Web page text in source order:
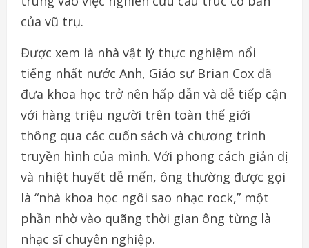
của vũ trụ.
Được xem là nhà vật lý thực nghiệm nổi
tiếng nhất nước Anh, Giáo sư Brian Cox đã
đưa khoa học trở nên hấp dẫn và dễ tiếp cận
với hàng triệu người trên toàn thế giới
thông qua các cuốn sách và chương trình
truyền hình của mình. Với phong cách giản dị
và nhiệt huyết dễ mến, ông thường được gọi
là “nhà khoa học ngôi sao nhạc rock,” một
phần nhờ vào quãng thời gian ông từng là
nhạc sĩ chuyên nghiệp.